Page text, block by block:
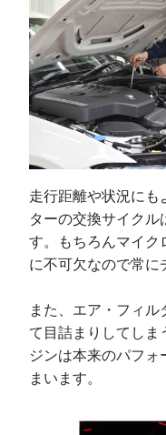
走行距離や状況に
ターの交換サイクル
す。もちろんマイク
に不可欠なので常に
また、エア・フィ
て目詰まりしてしま
ジンは本来のパフ
まいます。